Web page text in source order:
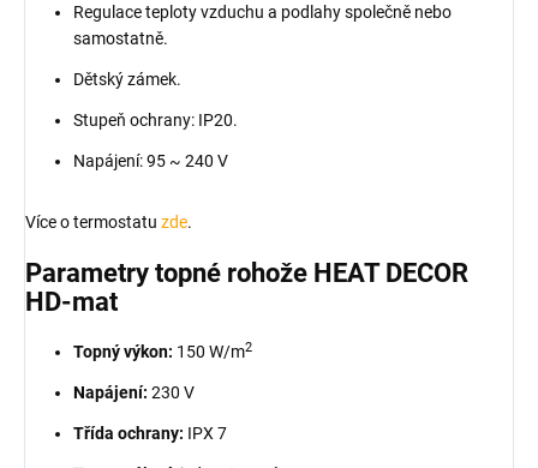
Regulace teploty vzduchu a podlahy společně nebo
samostatně.
Dětský zámek.
Stupeň ochrany: IP20.
Napájení: 95 ~ 240 V
Více o termostatu zde.
Parametry topné rohože HEAT DECOR
HD-mat
Topný výkon: 150 W/m2
Napájení: 230 V
Třída ochrany: IPX 7